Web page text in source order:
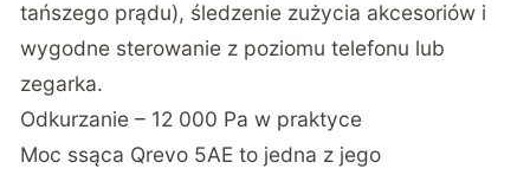
tańszego prądu), śledzenie zużycia akcesoriów i
wygodne sterowanie z poziomu telefonu lub
zegarka.
Odkurzanie – 12 000 Pa w praktyce
Moc ssąca Qrevo 5AE to jedna z jego